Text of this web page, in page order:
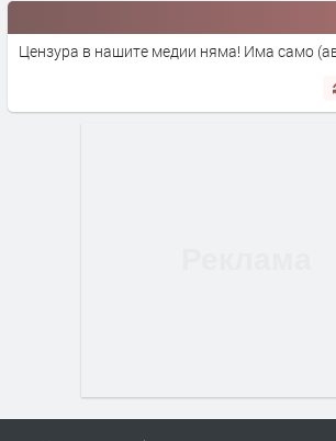
Цензура в нашите медии няма! Има само